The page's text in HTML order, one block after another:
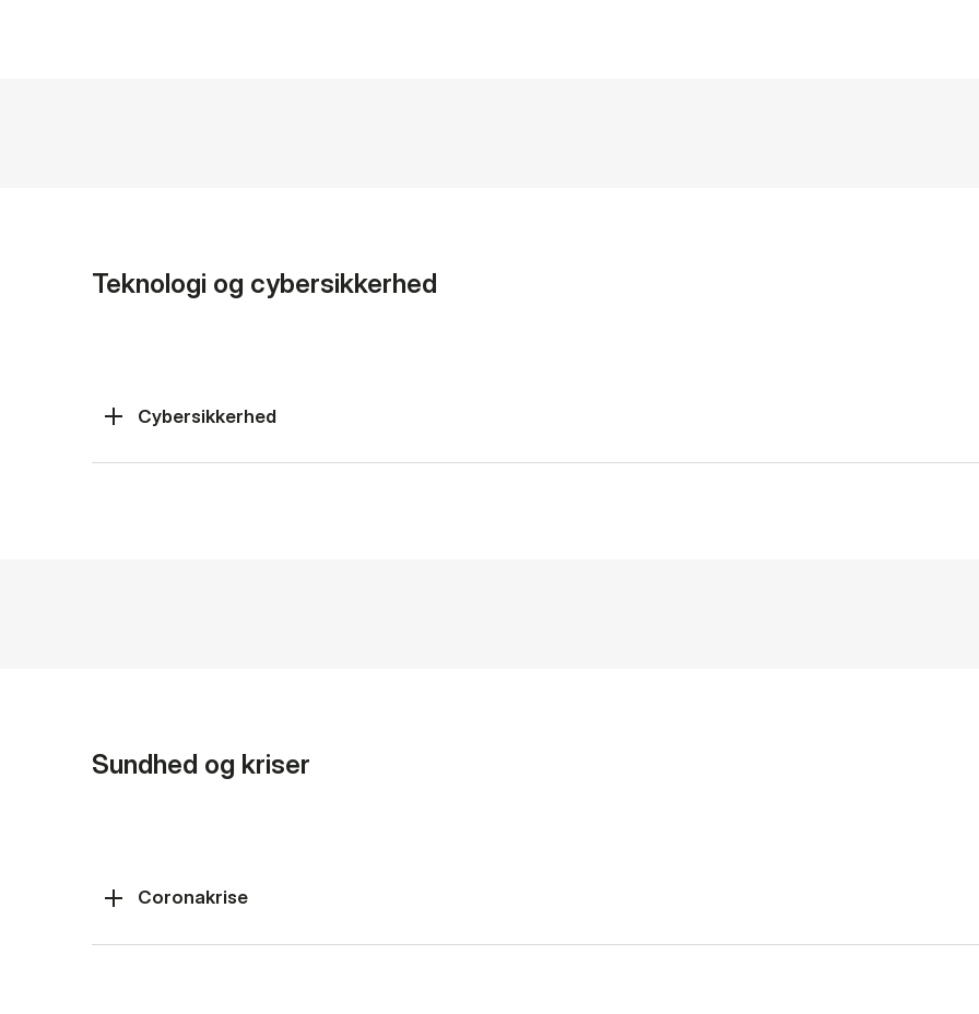
Teknologi og cybersikkerhed
Cybersikkerhed
Sundhed og kriser
Coronakrise